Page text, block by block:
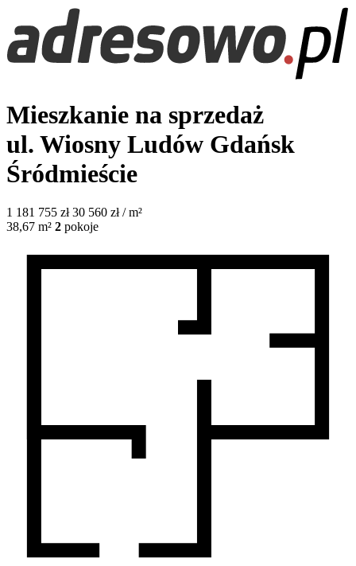
Mieszkanie na sprzedaż
ul. Wiosny Ludów Gdańsk
Śródmieście
1 181 755 zł 30 560 zł / m²
38,67 m² 2 pokoje